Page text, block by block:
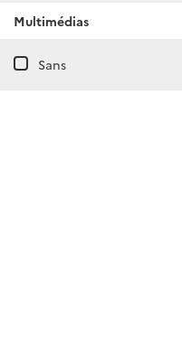
Multimédias
Sans